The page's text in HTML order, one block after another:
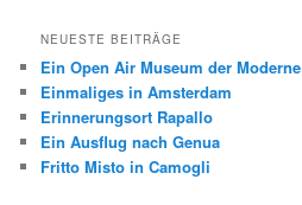
h
n
NEUESTE BEITRÄGE
Ein Open Air Museum der Moderne
Einmaliges in Amsterdam
Erinnerungsort Rapallo
Ein Ausflug nach Genua
Fritto Misto in Camogli